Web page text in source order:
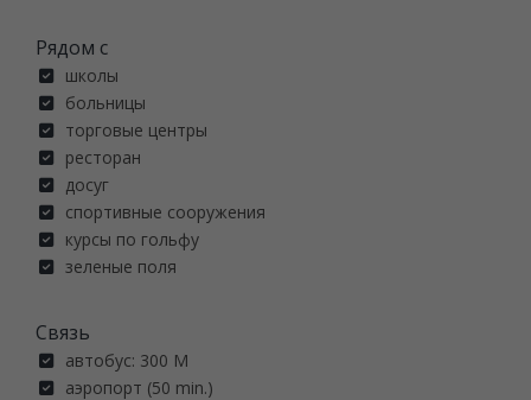
Рядом с
школы
больницы
торговые центры
ресторан
досуг
спортивные сооружения
курсы по гольфу
зеленые поля
Связь
автобус: 300 M
аэропорт (50 min.)